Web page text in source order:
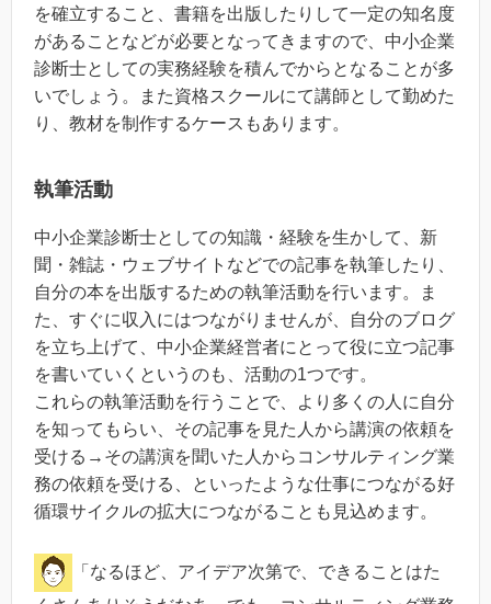
を確立すること、書籍を出版したりして一定の知名度
があることなどが必要となってきますので、中小企業
診断士としての実務経験を積んでからとなることが多
いでしょう。また資格スクールにて講師として勤めた
り、教材を制作するケースもあります。
執筆活動
中小企業診断士としての知識・経験を生かして、新
聞・雑誌・ウェブサイトなどでの記事を執筆したり、
自分の本を出版するための執筆活動を行います。ま
た、すぐに収入にはつながりませんが、自分のブログ
を立ち上げて、中小企業経営者にとって役に立つ記事
を書いていくというのも、活動の1つです。
これらの執筆活動を行うことで、より多くの人に自分
を知ってもらい、その記事を見た人から講演の依頼を
受ける→その講演を聞いた人からコンサルティング業
務の依頼を受ける、といったような仕事につながる好
循環サイクルの拡大につながることも見込めます。
「なるほど、アイデア次第で、できることはた